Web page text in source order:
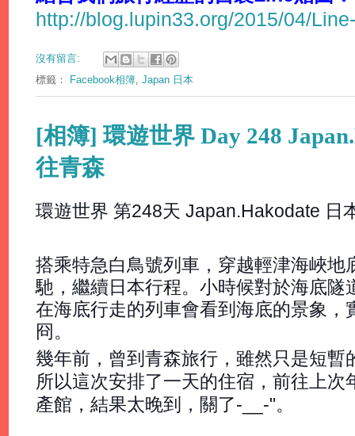
http://blog.lupin33.org/2015/04/
沒有留言:
標籤：
Facebook相簿, Japan 日本
[相簿] 環遊世界 Day 248
往青森
環遊世界 第248天 Japan.Hakodate 日
搭乘特急白鳥號列車，穿越輕津海峽地
馳，繼續日本行程。小時候對於海底隧
在海底行走的列車會看到海底的景象，
冏。
幾年前，曾到青森旅行，雖然只是短
所以這次安排了一天的住宿，前往上
產館，結果太晚到，關了-__-"。